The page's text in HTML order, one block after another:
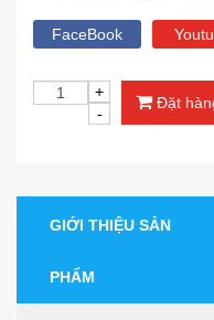
FaceBook
Đặt
GIỚI THIỆU SẢN
PHẨM